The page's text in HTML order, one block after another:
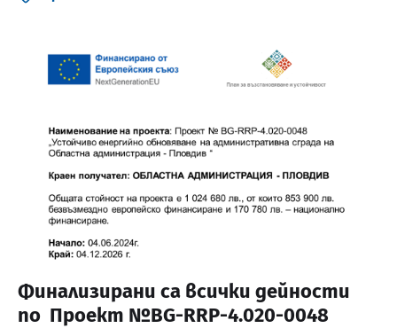
Финализирани са всички дейности
по Проект №BG-RRP-4.020-0048